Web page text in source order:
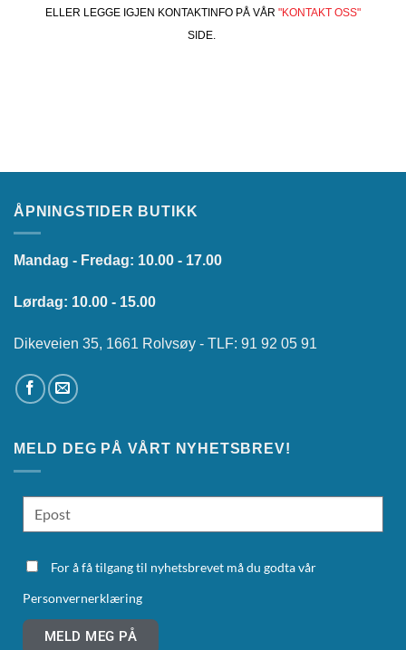
ELLER LEGGE IGJEN KONTAKTINFO PÅ VÅR "KONTAKT OSS"
SIDE.
ÅPNINGSTIDER BUTIKK
Mandag - Fredag: 10.00 - 17.00
Lørdag: 10.00 - 15.00
Dikeveien 35, 1661 Rolvsøy - TLF: 91 92 05 91
MELD DEG PÅ VÅRT NYHETSBREV!
For å få tilgang til nyhetsbrevet må du godta vår
Personvernerklæring
MELD MEG PÅ